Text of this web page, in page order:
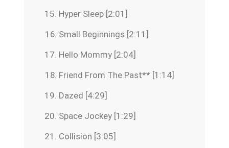
Hyper Sleep [2:01]
Small Beginnings [2:11]
Hello Mommy [2:04]
Friend From The Past** [1:14]
Dazed [4:29]
Space Jockey [1:29]
Collision [3:05]